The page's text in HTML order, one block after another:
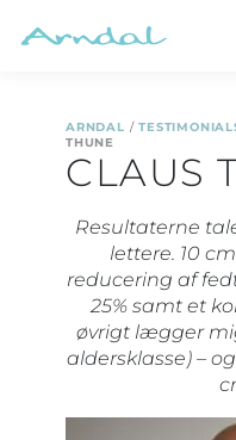
ARNDAL /
THUNE
CLAUS
Resultaterne
lettere. 10
reducering af
25% samt et
øvrigt lægger
aldersklasse) –